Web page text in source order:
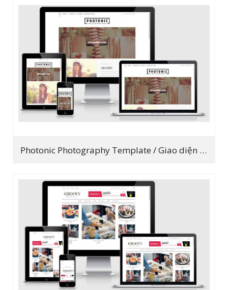
Photonic Photography Template / Giao diện chia sẻ hình ảnh, nhiếp ảnh đẹp 2019